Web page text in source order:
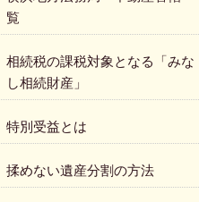
覧
相続税の課税対象となる「みな
し相続財産」
特別受益とは
揉めない遺産分割の方法